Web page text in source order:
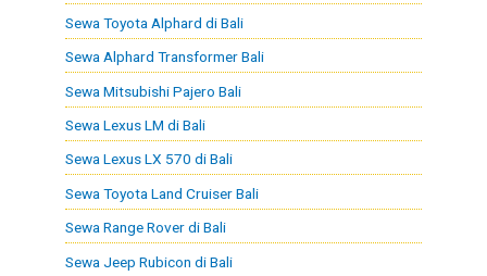
Sewa Toyota Alphard di Bali
Sewa Alphard Transformer Bali
Sewa Mitsubishi Pajero Bali
Sewa Lexus LM di Bali
Sewa Lexus LX 570 di Bali
Sewa Toyota Land Cruiser Bali
Sewa Range Rover di Bali
Sewa Jeep Rubicon di Bali